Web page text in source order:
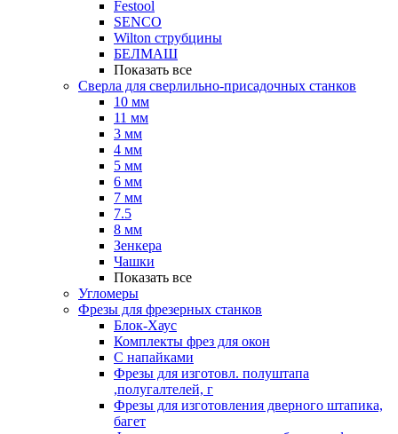
Festool
SENCO
Wilton струбцины
БЕЛМАШ
Показать все
Сверла для сверлильно-присадочных станков
10 мм
11 мм
3 мм
4 мм
5 мм
6 мм
7 мм
7.5
8 мм
Зенкера
Чашки
Показать все
Угломеры
Фрезы для фрезерных станков
Блок-Хаус
Комплекты фрез для окон
С напайками
Фрезы для изготовл. полуштапа
,полугалтелей, г
Фрезы для изготовления дверного штапика,
багет